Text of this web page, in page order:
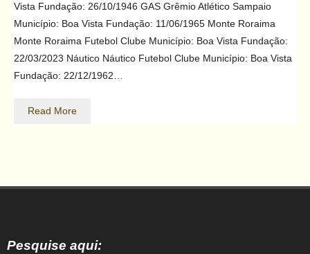
Vista Fundação: 26/10/1946 GAS Grêmio Atlético Sampaio
Município: Boa Vista Fundação: 11/06/1965 Monte Roraima
Monte Roraima Futebol Clube Município: Boa Vista Fundação:
22/03/2023 Náutico Náutico Futebol Clube Município: Boa Vista
Fundação: 22/12/1962…
Read More
Pesquise aqui: